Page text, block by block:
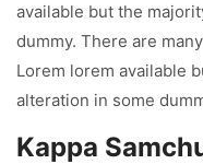
available but the
dummy. There are
Lorem lorem available
alteration in some
Kappa